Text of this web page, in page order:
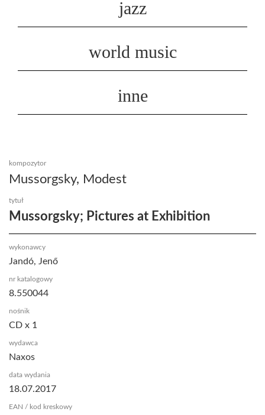
jazz
world music
inne
kompozytor
Mussorgsky, Modest
tytuł
Mussorgsky; Pictures at Exhibition
wykonawcy
Jandó, Jenő
nr katalogowy
8.550044
nośnik
CD x 1
wydawca
Naxos
data wydania
18.07.2017
EAN / kod kreskowy